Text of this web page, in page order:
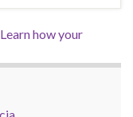
Learn how your